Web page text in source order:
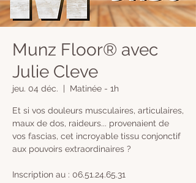
Munz Floor® avec
Julie Cleve
jeu. 04 déc. Matinée - 1h
​Et si vos douleurs musculaires, articulaires,
maux de dos, raideurs... provenaient de
vos fascias, cet incroyable tissu conjonctif
aux pouvoirs extraordinaires ?
Inscription au : 06.51.24.65.31